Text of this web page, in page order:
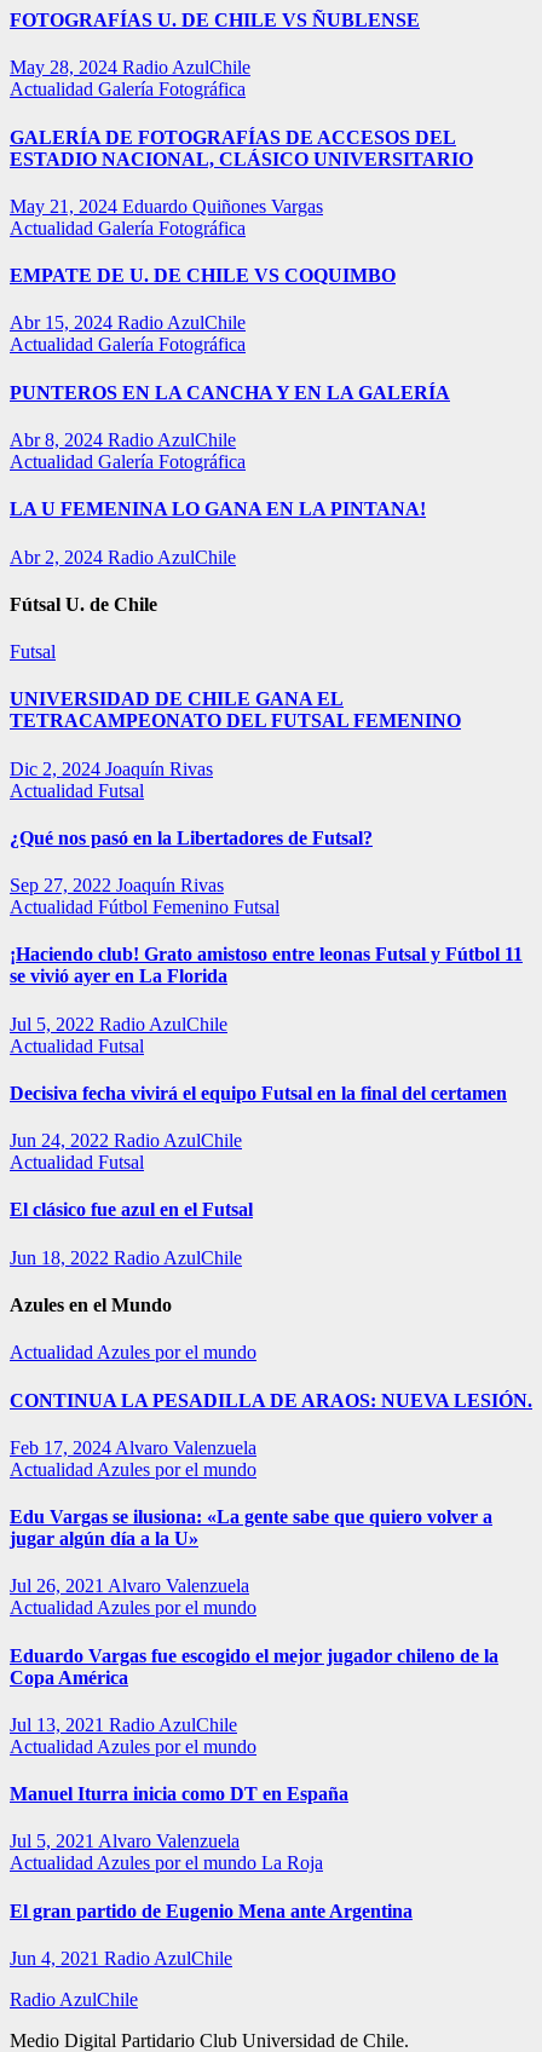
FOTOGRAFÍAS U. DE CHILE VS ÑUBLENSE
May 28, 2024 Radio AzulChile
Actualidad Galería Fotográfica
GALERÍA DE FOTOGRAFÍAS DE ACCESOS DEL
ESTADIO NACIONAL, CLÁSICO UNIVERSITARIO
May 21, 2024 Eduardo Quiñones Vargas
Actualidad Galería Fotográfica
EMPATE DE U. DE CHILE VS COQUIMBO
Abr 15, 2024 Radio AzulChile
Actualidad Galería Fotográfica
PUNTEROS EN LA CANCHA Y EN LA GALERÍA
Abr 8, 2024 Radio AzulChile
Actualidad Galería Fotográfica
LA U FEMENINA LO GANA EN LA PINTANA!
Abr 2, 2024 Radio AzulChile
Fútsal U. de Chile
Futsal
UNIVERSIDAD DE CHILE GANA EL
TETRACAMPEONATO DEL FUTSAL FEMENINO
Dic 2, 2024 Joaquín Rivas
Actualidad Futsal
¿Qué nos pasó en la Libertadores de Futsal?
Sep 27, 2022 Joaquín Rivas
Actualidad Fútbol Femenino Futsal
¡Haciendo club! Grato amistoso entre leonas Futsal y Fútbol 11
se vivió ayer en La Florida
Jul 5, 2022 Radio AzulChile
Actualidad Futsal
Decisiva fecha vivirá el equipo Futsal en la final del certamen
Jun 24, 2022 Radio AzulChile
Actualidad Futsal
El clásico fue azul en el Futsal
Jun 18, 2022 Radio AzulChile
Azules en el Mundo
Actualidad Azules por el mundo
CONTINUA LA PESADILLA DE ARAOS: NUEVA LESIÓN.
Feb 17, 2024 Alvaro Valenzuela
Actualidad Azules por el mundo
Edu Vargas se ilusiona: «La gente sabe que quiero volver a
jugar algún día a la U»
Jul 26, 2021 Alvaro Valenzuela
Actualidad Azules por el mundo
Eduardo Vargas fue escogido el mejor jugador chileno de la
Copa América
Jul 13, 2021 Radio AzulChile
Actualidad Azules por el mundo
Manuel Iturra inicia como DT en España
Jul 5, 2021 Alvaro Valenzuela
Actualidad Azules por el mundo La Roja
El gran partido de Eugenio Mena ante Argentina
Jun 4, 2021 Radio AzulChile
Radio AzulChile
Medio Digital Partidario Club Universidad de Chile.